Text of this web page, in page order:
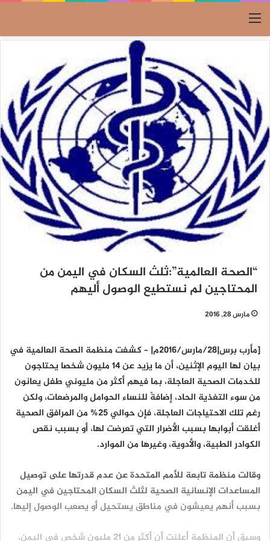
القائمة
“الصحة العالمية”:ثلث السكان في اليمن من
المحتاجين لم نستطيع الوصول أليهم
مارس 28, 2016
[مأرب برس|28/مارس/2016م| – كشفت منظمة الصحة العالمية في
بيان لها اليوم الإثنين، أن ما يزيد عن 14 مليون شخصا يحتاجون
للخدمات الصحية العاجلة، بما فيهم أكثر من مليوني طفل يعانون
من سوء التغذية الحاد، إضافةً للنساء الحوامل والمرضعات، ولكن
رغم تلك الاحتياجات العاجلة، فإن حوالي 25% من المرافق الصحية
أغلقت أبوابها بسبب الأضرار التي تعرضت لها، أو بسبب نقص
الكوادر الطبية، والأدوية، وغيرها من الموارد.
وقالت منظمة تابعة للأمم المتحدة عن عدم قدرتها على توصيل
المساعدات الإنسانية الصحية لثلث السكان المحتاجين في اليمن
بسبب أنهم يعيشون في مناطق يستحيل أو يصعب الوصول إليها.
وسبق أن المنظمة أعلنت أن أكثر من 21 مليون شخص في اليمن،